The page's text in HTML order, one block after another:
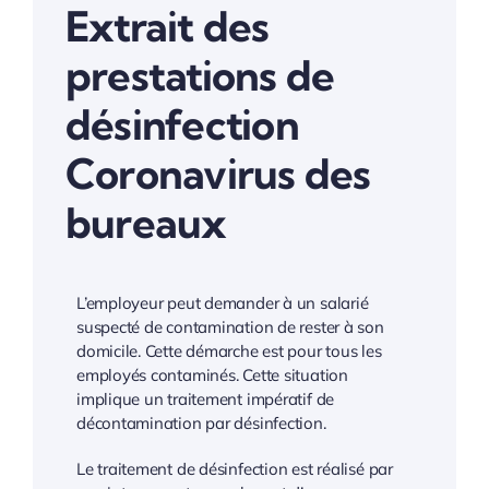
Extrait des
prestations de
désinfection
Coronavirus des
bureaux
L’employeur peut demander à un salarié
suspecté de contamination de rester à son
domicile. Cette démarche est pour tous les
employés contaminés. Cette situation
implique un traitement impératif de
décontamination par désinfection.
Le traitement de désinfection est réalisé par